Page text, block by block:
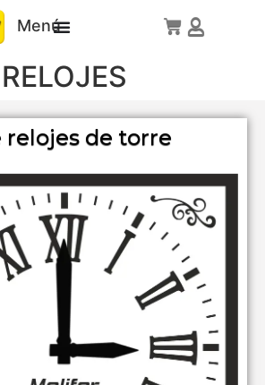
Menú
RELOJES
relojes de torre